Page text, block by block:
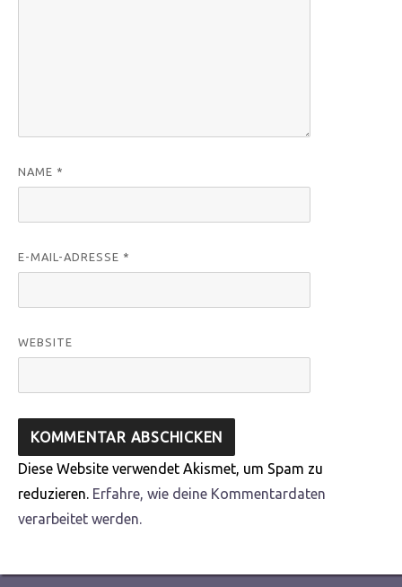
NAME *
E-MAIL-ADRESSE *
WEBSITE
Diese Website verwendet Akismet, um Spam zu
reduzieren. Erfahre, wie deine Kommentardaten
verarbeitet werden.